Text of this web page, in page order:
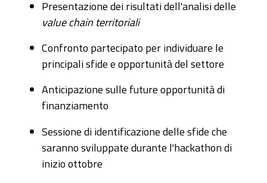
luglio
Circolare
Intelligenza
Economy
Presentazione dei risultati dell'analisi delle
value chain territoriali
Confronto partecipato per individuare le
principali sfide e opportunità del settore
Anticipazione sulle future opportunità di
finanziamento
Sessione di identificazione delle sfide che
saranno sviluppate durante l'hackathon di
inizio ottobre